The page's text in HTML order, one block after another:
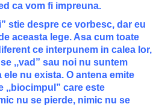
ca vom fi impreuna.
stie despre ce vorbesc, dar eu
aceasta lege. Asa cum toate
ce interpunem in calea lor,
,,vad” sau noi nu suntem
nu exista. O antena emite
,,biocimpul” care este
nu se pierde, nimic nu se